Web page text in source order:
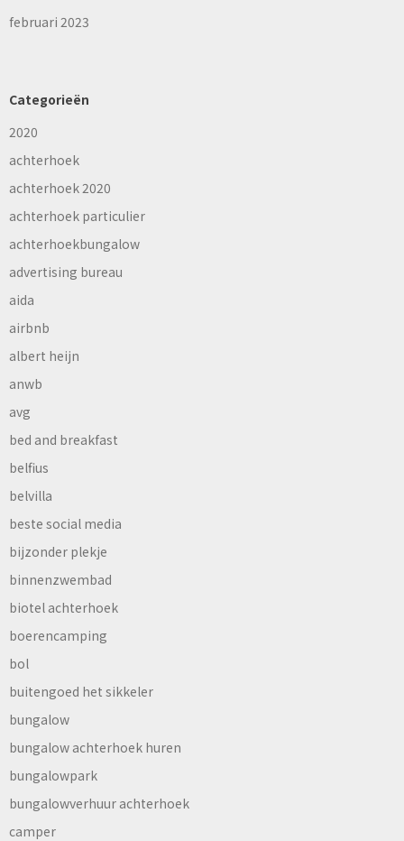
februari 2023
Categorieën
2020
achterhoek
achterhoek 2020
achterhoek particulier
achterhoekbungalow
advertising bureau
aida
airbnb
albert heijn
anwb
avg
bed and breakfast
belfius
belvilla
beste social media
bijzonder plekje
binnenzwembad
biotel achterhoek
boerencamping
bol
buitengoed het sikkeler
bungalow
bungalow achterhoek huren
bungalowpark
bungalowverhuur achterhoek
camper